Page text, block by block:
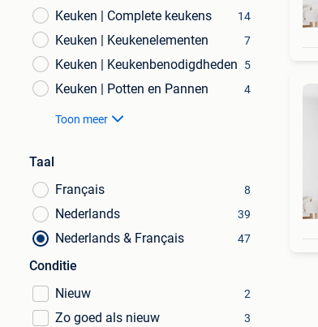
Keuken | Complete keukens
14
Keuken | Keukenelementen 7
Keuken | Keukenbenodigdheden 5
Keuken | Potten en Pannen 4
Toon meer
Taal
Français
8
Nederlands 39
Nederlands & Français 47
Conditie
Nieuw
2
Zo goed als nieuw 3